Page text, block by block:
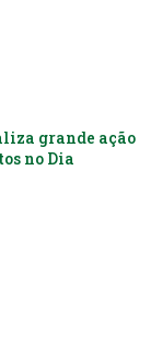
grande ação
no Dia